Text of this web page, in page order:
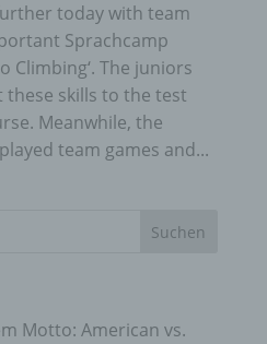
today with team
Sprachcamp
Climbing‘. The juniors
skills to the test
Meanwhile, the
team games and...
Motto: American vs.